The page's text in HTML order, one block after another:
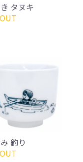
タヌキ
釣り